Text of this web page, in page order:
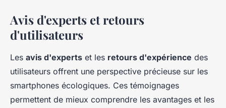
Avis d'experts et retours
d'utilisateurs
Les avis d'experts et les retours d'expérience des
utilisateurs offrent une perspective précieuse sur les
smartphones écologiques. Ces témoignages
permettent de mieux comprendre les avantages et les